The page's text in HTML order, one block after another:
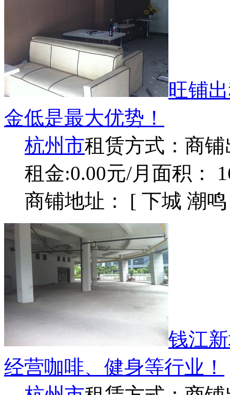
旺铺
金低是最大优势！
杭州市租赁方式： 商铺
租金:0.00元/月 面积：
商铺地址： [ 下城 潮
钱江
经营咖啡、健身等行业！